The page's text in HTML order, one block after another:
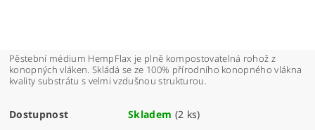
Pěstební médium HempFlax je plně kompostovatelná rohož z
konopných vláken. Skládá se ze 100% přírodního konopného vlákna
kvality substrátu s velmi vzdušnou strukturou.
Dostupnost Skladem (2 ks)